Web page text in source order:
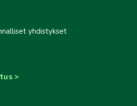
yhdistykset